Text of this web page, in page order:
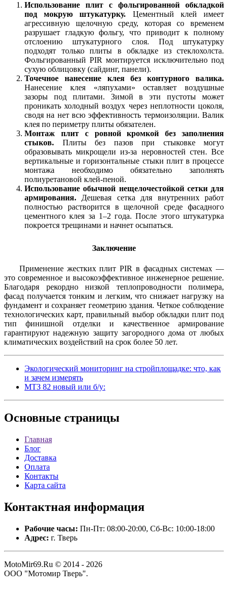
Использование плит с фольгированной обкладкой
под мокрую штукатурку. Цементный клей имеет
агрессивную щелочную среду, которая со временем
разрушает гладкую фольгу, что приводит к полному
отслоению штукатурного слоя. Под штукатурку
подходят только плиты в обкладке из стеклохолста.
Фольгированный PIR монтируется исключительно под
сухую облицовку (сайдинг, панели).
Точечное нанесение клея без контурного валика.
Нанесение клея «ляпухами» оставляет воздушные
зазоры под плитами. Зимой в эти пустоты может
проникать холодный воздух через неплотности цоколя,
сводя на нет всю эффективность термоизоляции. Валик
клея по периметру плиты обязателен.
Монтаж плит с ровной кромкой без заполнения
стыков. Плиты без пазов при стыковке могут
образовывать микрощели из-за неровностей стен. Все
вертикальные и горизонтальные стыки плит в процессе
монтажа необходимо обязательно заполнять
полиуретановой клей-пеной.
Использование обычной нещелочестойкой сетки для
армирования. Дешевая сетка для внутренних работ
полностью растворится в щелочной среде фасадного
цементного клея за 1–2 года. После этого штукатурка
покроется трещинами и начнет осыпаться.
Заключение
Применение жестких плит PIR в фасадных системах —
это современное и высокоэффективное инженерное решение.
Благодаря рекордно низкой теплопроводности полимера,
фасад получается тонким и легким, что снижает нагрузку на
фундамент и сохраняет геометрию здания. Четкое соблюдение
технологических карт, правильный выбор обкладки плит под
тип финишной отделки и качественное армирование
гарантируют надежную защиту загородного дома от любых
климатических воздействий на срок более 50 лет.
Экологический мониторинг на стройплощадке: что, как
и зачем измерять
МТЗ 82 новый или б/у:
Основные страницы
Главная
Блог
Доставка
Оплата
Контакты
Карта сайта
Контактная информация
Рабочие часы: Пн-Пт: 08:00-20:00, Сб-Вс: 10:00-18:00
Адрес: г. Тверь
MotoMir69.Ru © 2014 - 2026
ООО "Мотомир Тверь".